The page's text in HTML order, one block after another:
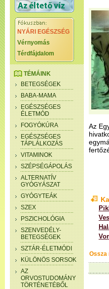
NYÁRI EGÉSZSÉG
Vérnyomás
Térdfájdalom
TÉMÁINK
BETEGSÉGEK
BABA-MAMA
EGÉSZSÉGES
ÉLETMÓD
FOGYÓKÚRA
EGÉSZSÉGES
TÁPLÁLKOZÁS
VITAMINOK
SZÉPSÉGÁPOLÁS
ALTERNATÍV
GYÓGYÁSZAT
GYÓGYTEÁK
SZEX
PSZICHOLÓGIA
SZENVEDÉLY-
BETEGSÉGEK
SZTÁR-ÉLETMÓDI
KÜLÖNÖS SORSOK
AZ
ORVOSTUDOMÁNY
TÖRTÉNETÉBŐL
Az
Ossza